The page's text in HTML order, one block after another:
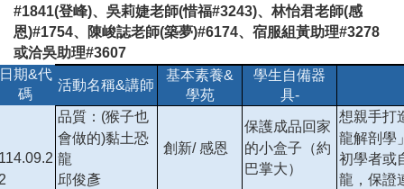
#1841(登峰)、吳莉婕老師(惜福#3243)、林怡君老師(感
恩)#1754、陳峻誌老師(築夢)#6174、宿服組黃助理#3278
或洽吳助理#3607
期&代
碼
活動名稱&講師
基本素養&
學苑
學生自備器
具-
品質：(猴子也
會做的)黏土恐
龍
邱俊彥
創新/ 感恩
保護成品回家
的小盒子（約
巴掌大）
想親手打
龍解剖學
初學者或
龍，保證